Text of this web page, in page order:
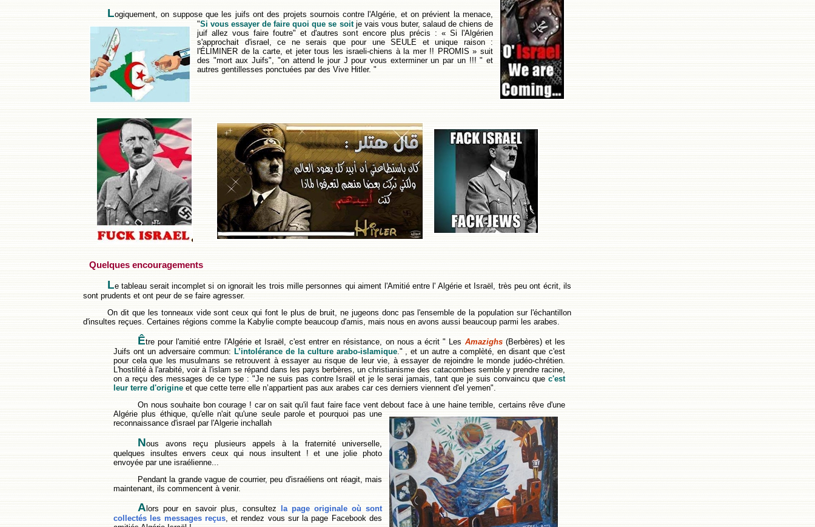
Logiquement, on suppose que les juifs ont des projets sournois contre l'Algérie, et on prévient la menace,
"Si vous essayer de faire quoi que se soit je vais vous buter, salaud de chiens de
juif allez vous faire foutre" et d'autres sont encore plus précis : « Si l'Algérien
s'approchait d'israel, ce ne serais que pour une SEULE et unique raison :
l'ÉLIMINER de la carte, et jeter tous les israeli-chiens à la mer !! PROMIS » suit
des "mort aux Juifs", "on attend le jour J pour vous exterminer un par un !!! " et
autres gentillesses ponctuées par des Vive Hitler. "
Quelques encouragements
Le tableau serait incomplet si on ignorait les trois mille personnes qui aiment l'Amitié entre l' Algérie et Israël, très peu ont écrit, ils
sont prudents et ont peur de se faire agresser.
On dit que les tonneaux vide sont ceux qui font le plus de bruit, ne jugeons donc pas l'ensemble de la population sur l'échantillon
d'insultes reçues. Certaines régions comme la Kabylie compte beaucoup d'amis, mais nous en avons aussi beaucoup parmi les arabes.
Être pour l'amitié entre l'Algérie et Israël, c'est entrer en résistance, on nous a écrit " Les Amazighs(Berbères) et les
Juifs ont un adversaire commun: L’intolérance de la culture arabo-islamique." , et un autre a complèté, en disant que c'est
pour cela que les musulmans se retrouvent à essayer au risque de leur vie, à essayer de rejoindre le monde judéo-chrétien.
L'hostilité à l'arabité, voir à l'islam se répand dans les pays berbères, un christianisme des catacombes semble y prendre racine,
on a reçu des messages de ce type : "Je ne suis pas contre Israël et je le serai jamais, tant que je suis convaincu quec'est
leur terre d'origine et que cette terre elle n’appartient pas aux arabes car ces derniers viennent d'el yemen".
On nous souhaite bon courage ! car on sait qu'il faut faire face vent debout face à une haine terrible, certains rêve d'une
Algérie plus éthique, qu'elle n'ait qu'une seule parole et pourquoi pas une
reconnaissance d'israel par l'Algerie inchallah
Nous avons reçu plusieurs appels à la fraternité universelle,
quelques insultes envers ceux qui nous insultent ! et une jolie photo
envoyée par une israélienne...
Pendant la grande vague de courrier, peu d'israéliens ont réagit, mais
maintenant, ils commencent à venir.
A lors pour en savoir plus, consultez
la page originale où sont
collectés les messages reçus, et rendez vous sur la page Facebook des